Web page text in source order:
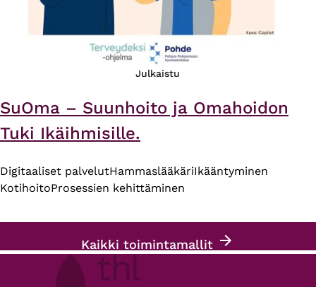
Julkaistu
SuOma – Suunhoito ja Omahoidon
Tuki Ikäihmisille.
Digitaaliset palvelutHammaslääkäriIkääntyminen
KotihoitoProsessien kehittäminen
Kaikki toimintamallit